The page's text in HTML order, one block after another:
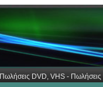
Πωλήσεις DVD, VHS -